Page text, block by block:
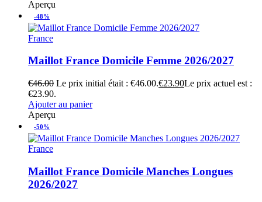
Aperçu
-48%
France
Maillot France Domicile Femme 2026/2027
€46.00 Le prix initial était : €46.00.€23.90Le prix actuel est :
€23.90.
Ajouter au panier
Aperçu
-50%
France
Maillot France Domicile Manches Longues
2026/2027